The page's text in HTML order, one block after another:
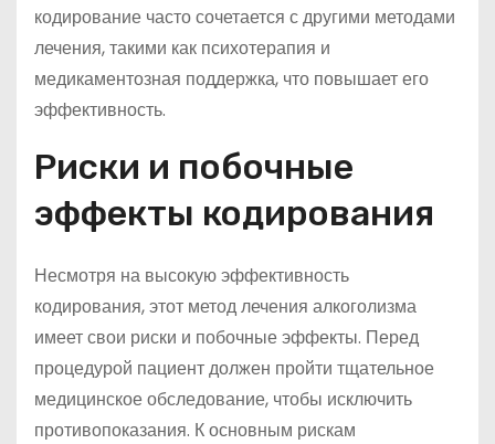
кодирование часто сочетается с другими методами
лечения, такими как психотерапия и
медикаментозная поддержка, что повышает его
эффективность.
Риски и побочные
эффекты кодирования
Несмотря на высокую эффективность
кодирования, этот метод лечения алкоголизма
имеет свои риски и побочные эффекты. Перед
процедурой пациент должен пройти тщательное
медицинское обследование, чтобы исключить
противопоказания. К основным рискам